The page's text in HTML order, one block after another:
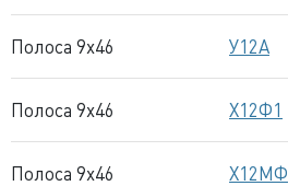
Полоса 9x46 У12А
Полоса 9x46 Х12Ф1
Полоса 9x46 Х12МФ